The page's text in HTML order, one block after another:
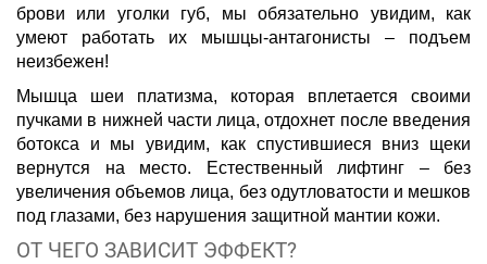
брови или уголки губ, мы обязательно увидим, как
умеют работать их мышцы-антагонисты – подъем
неизбежен!
Мышца шеи платизма, которая вплетается своими
пучками в нижней части лица, отдохнет после введения
ботокса и мы увидим, как спустившиеся вниз щеки
вернутся на место. Естественный лифтинг – без
увеличения объемов лица, без одутловатости и мешков
под глазами, без нарушения защитной мантии кожи.
ОТ ЧЕГО ЗАВИСИТ ЭФФЕКТ?